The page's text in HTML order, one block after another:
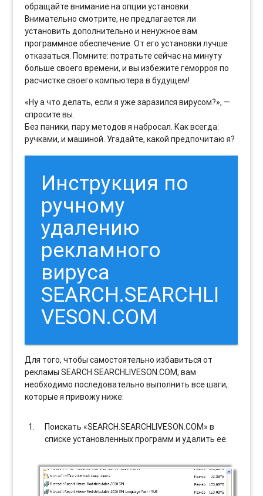
обращайте внимание на опции установки.
Внимательно смотрите, не предлагается ли
установить дополнительно и ненужное вам
программное обеспечение. От его установки лучше
отказаться. Помните: потратьте сейчас на минуту
больше своего времени, и вы избежите геморроя по
расчистке своего компьютера в будущем!
«Ну а что делать, если я уже заразился вирусом?», —
спросите вы.
Без паники, пару методов я набросал. Как всегда:
ручками, и машиной. Угадайте, какой предпочитаю я?
Инструкция по
ручному
удалению
рекламного
вируса
SEARCH.SEARCHLI
VESON.COM
Для того, чтобы самостоятельно избавиться от
рекламы SEARCH.SEARCHLIVESON.COM, вам
необходимо последовательно выполнить все шаги,
которые я привожу ниже:
Поискать «SEARCH.SEARCHLIVESON.COM» в
списке установленных программ и удалить ее.